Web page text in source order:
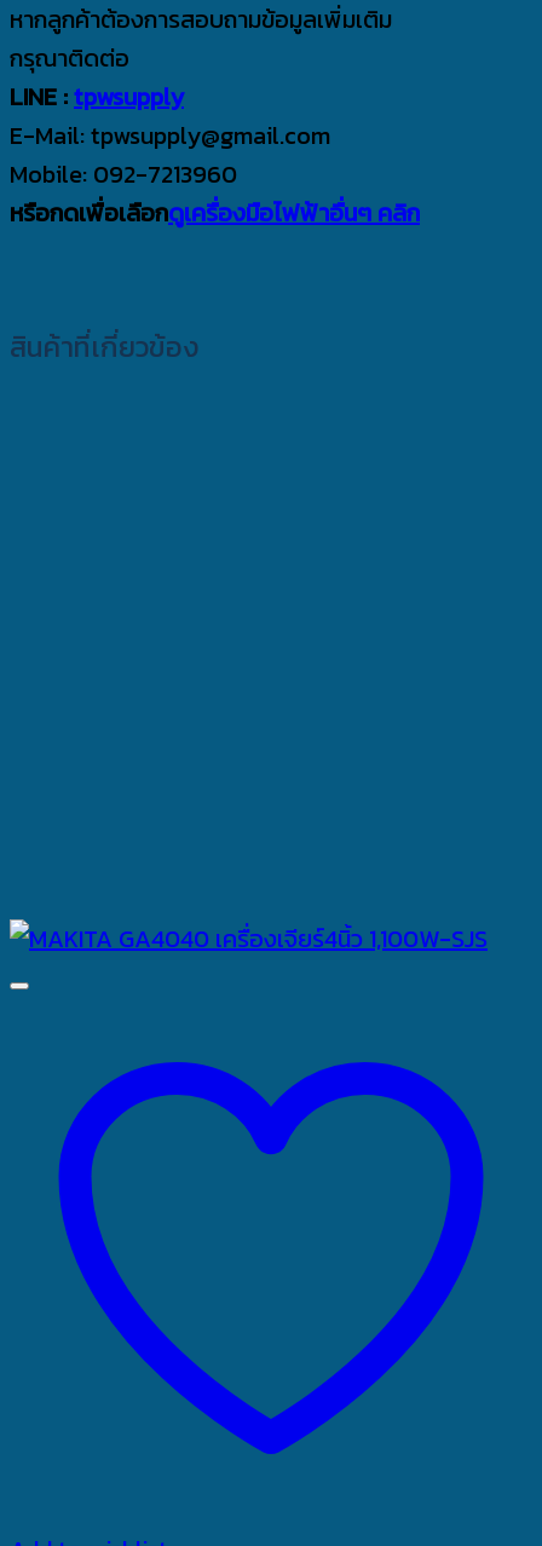
หากลูกค้าต้องการสอบถามข้อมูลเพิ่มเติม
กรุณาติดต่อ
LINE :tpwsupply
E-Mail: tpwsupply@gmail.com
Mobile: 092-7213960
หรือกดเพื่อเลือกดูเครื่องมือไฟฟ้าอื่นๆ คลิก
สินค้าที่เกี่ยวข้อง